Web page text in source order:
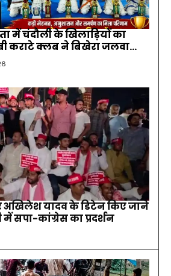
में चंदौली के खिलाड़ियों का
कराटे क्लब ने बिखेरा जलवा…
अखिलेश यादव के डिटेन किए जाने
सपा-कांग्रेस का प्रदर्शन